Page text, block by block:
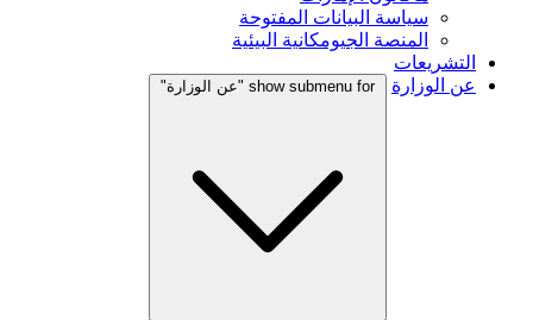
سياسة البيانات المفتوحة
المنصة الجيومكانية البيئية
التشريعات
عن الوزارة
show submenu for "عن الوزارة"